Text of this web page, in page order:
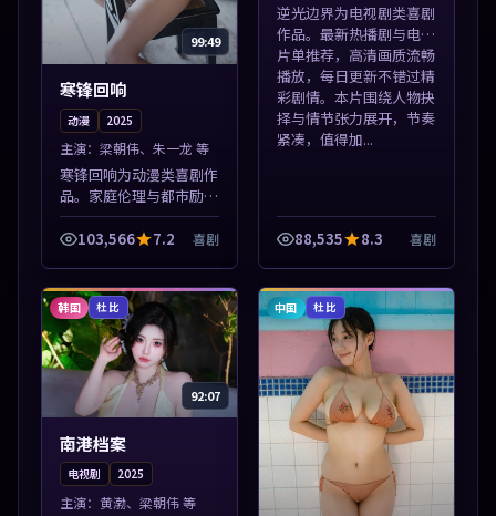
99:49
寒锋回响
动漫 2025
主演： 梁朝伟、朱一龙 等
寒锋回响为动漫类喜剧作
品。家庭伦理与都市励志
题材丰富，高清免费在线
播放，适合全年龄段观
凑，值得加入片单...
103,566 7.2 喜剧
逆光边界为电视剧类喜剧
作品。最新热播剧与电影
片单推荐，高清画质流畅
播放，每日更新不错过精
彩剧情。本片围绕人物抉
择与情节张力展开，节奏
紧凑，值得加...
88,535 8.3 喜剧
韩国 杜比
92:07
南港档案
电视剧 2025
主演： 黄渤、梁朝伟 等
中国 杜比